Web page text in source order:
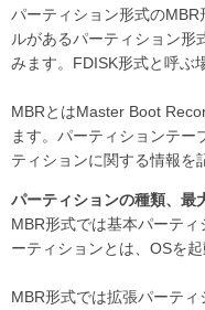
パーティション形式の
ルがあるパーティション形
みます。FDISK形式と呼ぶ
MBRとはMaster Boot
ます。パーティションテー
ティションに関する情報を
パーティションの種類、最
MBR形式では基本パーテ
ーティションとは、OSを
MBR形式では拡張パーテ